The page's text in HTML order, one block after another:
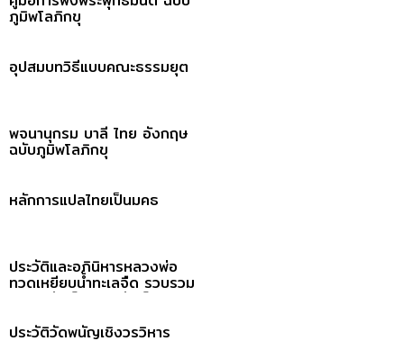
ภูมิพโลภิกขุ
อุปสมบทวิธีแบบคณะธรรมยุต
พจนานุกรม บาลี ไทย อังกฤษ
ฉบับภูมิพโลภิกขุ
หลักการแปลไทยเป็นมคธ
ประวัติและอภินิหารหลวงพ่อ
ทวดเหยียบน้ำทะเลจืด รวบรวม
โดย อนันต์ คณานุรักษ์.pdf
ประวัติวัดพนัญเชิงวรวิหาร